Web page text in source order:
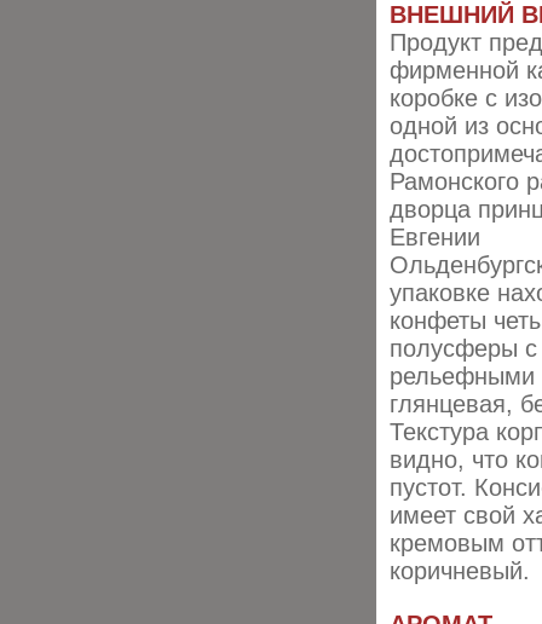
ВНЕШНИЙ
Продукт
фирменной
коробке с
одной из
Рамонского
дворца
Евгении
упаковке
конфеты
полусферы
рельефными
глянцевая,
Текстура
видно, что
пустот.
имеет свой
кремовым
коричневый.